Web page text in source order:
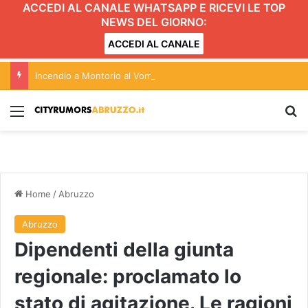
ACCEDI AL CANALE WHATSAPP E RICEVI LE TOP
NEWS DEL GIORNO:
ACCEDI AL CANALE
Menu
Home /Abruzzo
Abruzzo
Dipendenti della giunta
regionale: proclamato lo